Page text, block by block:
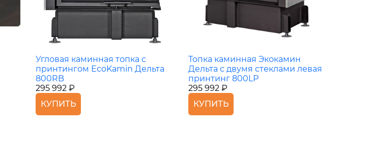
Угловая каминная топка с
принтингом EcoKamin Дельта
800RB
295 992 ₽
КУПИТЬ
Топка каминная Экокамин
Дельта с двумя стеклами левая
принтинг 800LР
295 992 ₽
КУПИТЬ